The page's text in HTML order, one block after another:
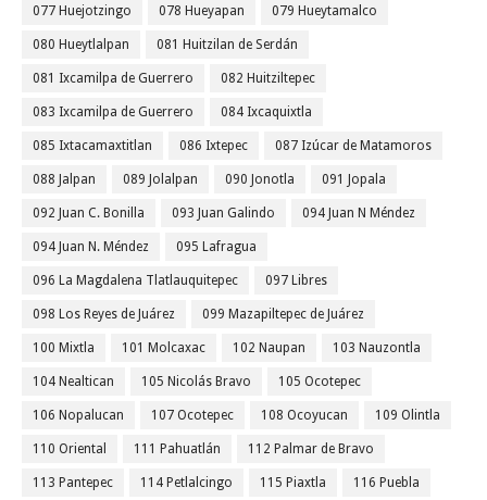
077 Huejotzingo 078 Hueyapan 079 Hueytamalco
080 Hueytlalpan 081 Huitzilan de Serdán
081 Ixcamilpa de Guerrero 082 Huitziltepec
083 Ixcamilpa de Guerrero 084 Ixcaquixtla
085 Ixtacamaxtitlan 086 Ixtepec 087 Izúcar de Matamoros
088 Jalpan 089 Jolalpan 090 Jonotla 091 Jopala
092 Juan C. Bonilla 093 Juan Galindo 094 Juan N Méndez
094 Juan N. Méndez 095 Lafragua
096 La Magdalena Tlatlauquitepec 097 Libres
098 Los Reyes de Juárez 099 Mazapiltepec de Juárez
100 Mixtla 101 Molcaxac 102 Naupan 103 Nauzontla
104 Nealtican 105 Nicolás Bravo 105 Ocotepec
106 Nopalucan 107 Ocotepec 108 Ocoyucan 109 Olintla
110 Oriental 111 Pahuatlán 112 Palmar de Bravo
113 Pantepec 114 Petlalcingo 115 Piaxtla 116 Puebla